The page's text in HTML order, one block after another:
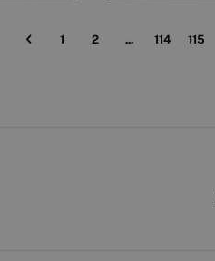
1 2 ... 114 115